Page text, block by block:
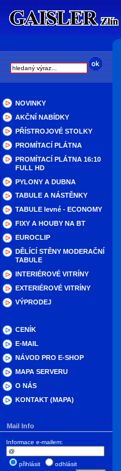
NOVINKY
AKČNÍ NABÍDKY
PŘÍSTROJOVÉ STOLKY
PROMÍTACÍ PLÁTNA
PROMÍTACÍ PLÁTNA 16:10
FULL HD
PYLONY A DUBNA
TABULE A NÁSTĚNKY
TABULE levné - ECONOMY
FIXY A HOUBY NA BT
EUROCLIP
DĚLÍCÍ STĚNY MODERAČNÍ
TABULE
INTERIÉROVÉ VITRÍNY
EXTERIÉROVÉ VITRÍNY
VÝPRODEJ
CENÍK
E-MAIL
NÁVOD PRO E-SHOP
MAPA SERVERU
O NÁS
KONTAKT (MAPA)
Mail Info
Informace e-mailem:
přihlásit odhlásit